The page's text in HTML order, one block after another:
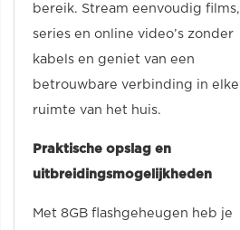
bereik. Stream eenvoudig films,
series en online video’s zonder
kabels en geniet van een
betrouwbare verbinding in elke
ruimte van het huis.
Praktische opslag en
uitbreidingsmogelijkheden
Met 8GB flashgeheugen heb je